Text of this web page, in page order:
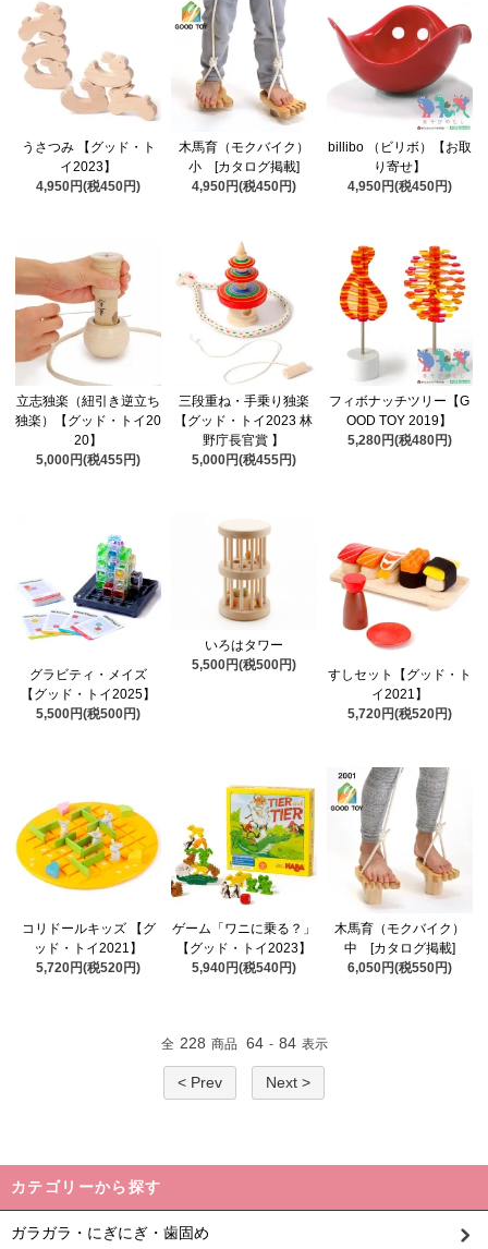
うさつみ 【グッド・ト
イ2023】
4,950円(税450円)
木馬育（モクバイク）
小 [カタログ掲載]
4,950円(税450円)
billibo （ビリボ）【お取
り寄せ】
4,950円(税450円)
立志独楽（紐引き逆立ち
独楽）【グッド・トイ20
20】
5,000円(税455円)
三段重ね・手乗り独楽
【グッド・トイ2023 林
野庁長官賞 】
5,000円(税455円)
フィボナッチツリー【G
OOD TOY 2019】
5,280円(税480円)
グラビティ・メイズ
【グッド・トイ2025】
5,500円(税500円)
いろはタワー
5,500円(税500円)
すしセット【グッド・ト
イ2021】
5,720円(税520円)
コリドールキッズ 【グ
ッド・トイ2021】
5,720円(税520円)
ゲーム「ワニに乗る？」
【グッド・トイ2023】
5,940円(税540円)
木馬育（モクバイク）
中 [カタログ掲載]
6,050円(税550円)
全 228 商品 64 - 84 表示
< Prev Next >
カテゴリーから探す
ガラガラ・にぎにぎ・歯固め